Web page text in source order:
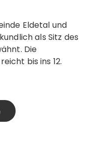
als Sitz des
Die
bis ins 12.